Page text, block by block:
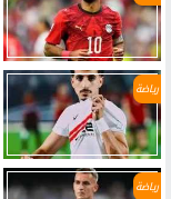
رياضة
رياضة